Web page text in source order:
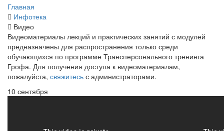
Главная
Инфотека
Видео
Видеоматериалы лекций и практических занятий с модулей
предназначены для распространения только среди
обучающихся по программе Трансперсонального тренинга
Грофа. Для получения доступа к видеоматериалам,
пожалуйста, свяжитесь с администраторами.
10 сентября